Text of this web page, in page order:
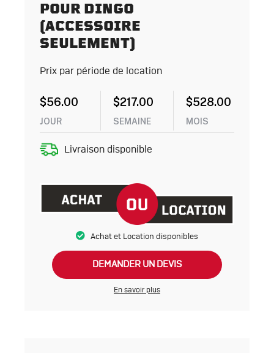
POUR DINGO
(ACCESSOIRE
SEULEMENT)
Prix par période de location
$56.00
JOUR
$217.00
SEMAINE
$528.00
MOIS
Livraison disponible
Achat et Location disponibles
DEMANDER UN DEVIS
En savoir plus